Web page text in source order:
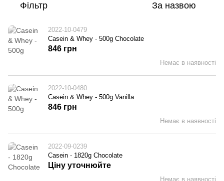
Фільтр За назвою
2022-10-0479
Casein & Whey - 500g Chocolate
Немає в наявності
846 грн
2022-10-0480
Casein & Whey - 500g Vanilla
Немає в наявності
846 грн
2022-09-0239
Casein - 1820g Chocolate
Немає в наявності
Ціну уточнюйте